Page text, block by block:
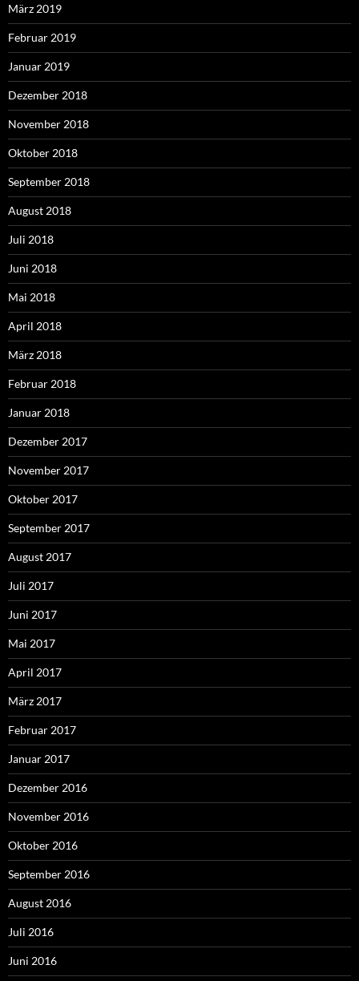
März 2019
Februar 2019
Januar 2019
Dezember 2018
November 2018
Oktober 2018
September 2018
August 2018
Juli 2018
Juni 2018
Mai 2018
April 2018
März 2018
Februar 2018
Januar 2018
Dezember 2017
November 2017
Oktober 2017
September 2017
August 2017
Juli 2017
Juni 2017
Mai 2017
April 2017
März 2017
Februar 2017
Januar 2017
Dezember 2016
November 2016
Oktober 2016
September 2016
August 2016
Juli 2016
Juni 2016